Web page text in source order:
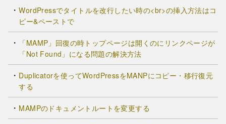
WordPressでタイトルを改行したい時の<br>の挿入方法はコ
ピー&ペーストで
「MAMP」回復の時トップページは開くのにリンクページが
「Not Found」になる問題の解決方法
Duplicatorを使ってWordPressをMANPにコピー・移行復元
する
MAMPのドキュメントルートを変更する